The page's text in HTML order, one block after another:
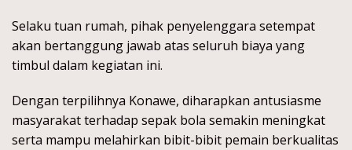
Selaku tuan rumah, pihak penyelenggara setempat
akan bertanggung jawab atas seluruh biaya yang
timbul dalam kegiatan ini.
Dengan terpilihnya Konawe, diharapkan antusiasme
masyarakat terhadap sepak bola semakin meningkat
serta mampu melahirkan bibit-bibit pemain berkualitas